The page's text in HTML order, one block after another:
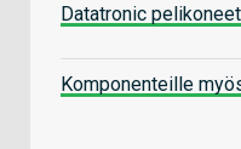
Datatronic pelikoneet
Komponenteille